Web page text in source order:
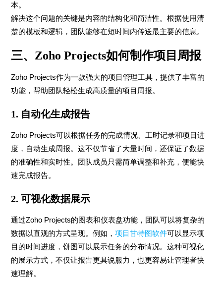
本。
解决这个问题的关键是内容的结构化和简洁性。根据使用清
楚的模板和逻辑，团队能够在短时间内传送最主要的信息。
三、Zoho Projects如何制作项目周报
Zoho Projects作为一款强大的项目管理工具，提供了丰富的
功能，帮助团队轻松生成高质量的项目周报。
1. 自动化生成报告
Zoho Projects可以根据任务的完成情况、工时记录和项目进
度，自动生成周报。这不仅节省了大量时间，还保证了数据
的准确性和实时性。团队成员只需简单调整和补充，便能快
速完成报告。
2. 可视化数据展示
通过Zoho Projects的图表和仪表盘功能，团队可以将复杂的
数据以直观的方式呈现。例如，项目甘特图软件可以显示项
目的时间进度，饼图可以展示任务的分布情况。这种可视化
的展示方式，不仅让报告更具说服力，也更容易让管理者快
速理解。